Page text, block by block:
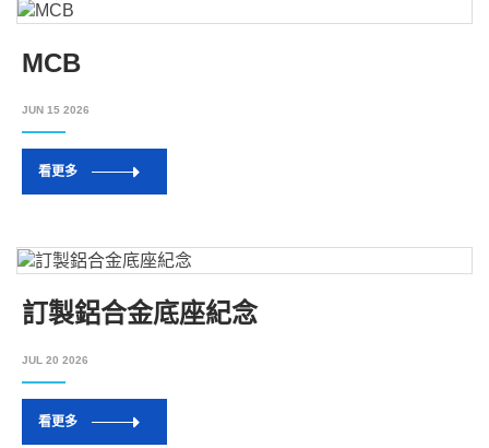
MCB
JUN 15 2026
看更多
訂製鋁合金底座紀念
JUL 20 2026
看更多